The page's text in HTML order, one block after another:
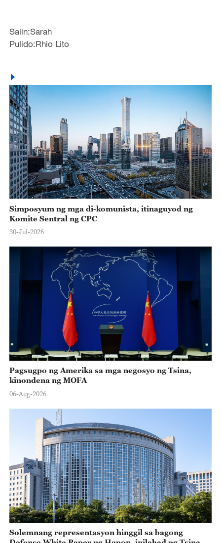
Salin:Sarah
Pulido:Rhio Lito
Simposyum ng mga di-komunista, itinaguyod ng
Komite Sentral ng CPC
30-Jul-2026
Pagsugpo ng Amerika sa mga negosyo ng Tsina,
kinondena ng MOFA
06-Aug-2026
Solemnang representasyon hinggil sa bagong